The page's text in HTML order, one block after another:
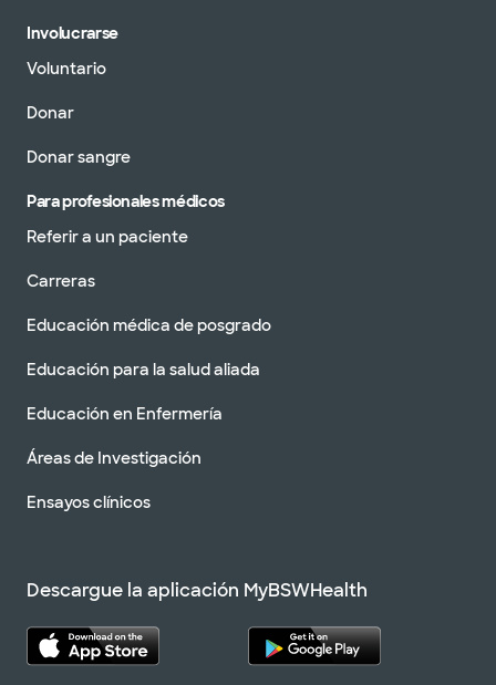
Involucrarse
Voluntario
Donar
Donar sangre
Para profesionales médicos
Referir a un paciente
Carreras
Educación médica de posgrado
Educación para la salud aliada
Educación en Enfermería
Áreas de Investigación
Ensayos clínicos
Descargue la aplicación MyBSWHealth